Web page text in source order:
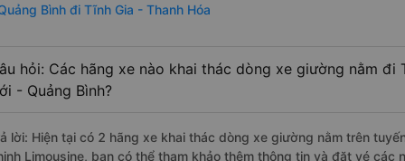
Bình đi Tĩnh Gia - Thanh Hóa
hỏi: Các hãng xe nào khai thác dòng xe giường nằm
- Quảng Bình?
lời: Hiện tại có 2 hãng xe khai thác dòng xe giường nằm trên
Limousine, bạn có thể tham khảo thêm thông tin và đặt vé các